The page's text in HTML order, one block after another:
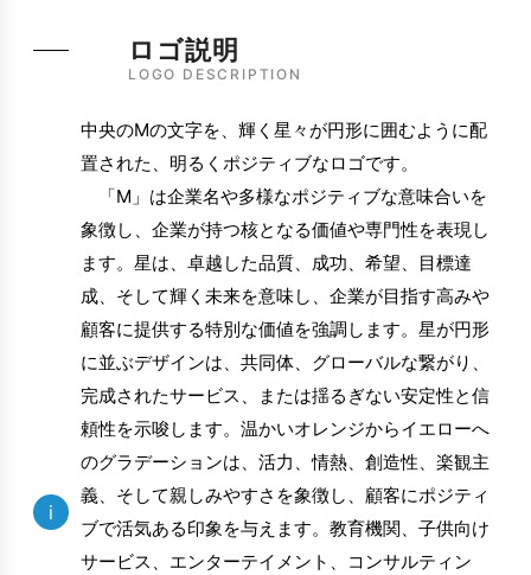
LOGO DESCRIPTION
ロゴ説明
i
中央のMの文字を、輝く星々が円形に囲むように配
置された、明るくポジティブなロゴです。
「M」は企業名や多様なポジティブな意味合いを
象徴し、企業が持つ核となる価値や専門性を表現し
ます。星は、卓越した品質、成功、希望、目標達
成、そして輝く未来を意味し、企業が目指す高みや
顧客に提供する特別な価値を強調します。星が円形
に並ぶデザインは、共同体、グローバルな繋がり、
完成されたサービス、または揺るぎない安定性と信
頼性を示唆します。温かいオレンジからイエローへ
のグラデーションは、活力、情熱、創造性、楽観主
義、そして親しみやすさを象徴し、顧客にポジティ
ブで活気ある印象を与えます。教育機関、子供向け
サービス、エンターテイメント、コンサルティン